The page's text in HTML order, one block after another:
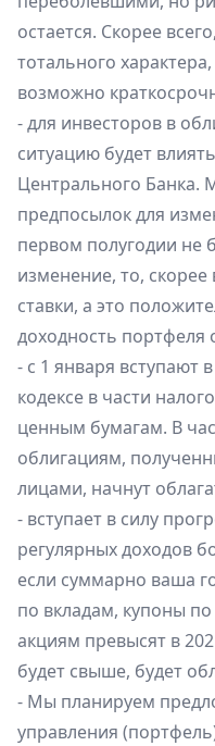
остается. Скорее
тотального
возможно
- для инвесторов в
ситуацию будет
Центрального Банка.
предпосылок для
первом полугодии не
изменение, то,
ставки, а это
доходность портфеля
- с 1 января вступают
кодексе в части
ценным бумагам. В
облигациям,
лицами, начнут
- вступает в силу
регулярных доходов
если суммарно ваша
по вкладам, купоны
акциям превысят в
будет свыше, будет
- Мы планируем
управления